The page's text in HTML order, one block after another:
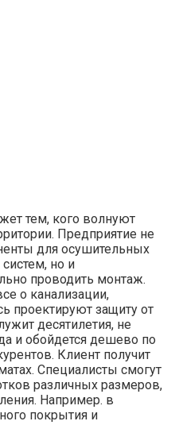
тем, кого волнуют
Предприятие не
для осушительных
но и
проводить монтаж.
о канализации,
проектируют защиту от
десятилетия, не
и обойдется дешево по
Клиент получит
Специалисты смогут
различных размеров,
Например. в
покрытия и